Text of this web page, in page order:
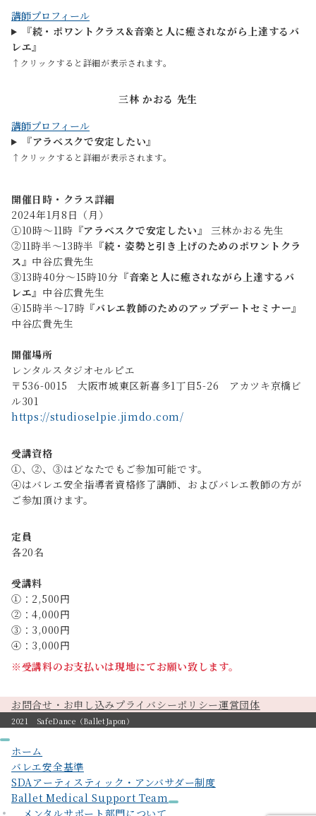
講師プロフィール
『続・ポワントクラス&音楽と人に癒されながら上達するバ
レエ』
↑クリックすると詳細が表示されます。
三林 かおる 先生
講師プロフィール
『アラベスクで安定したい』
↑クリックすると詳細が表示されます。
開催日時・クラス詳細
2024年1月8日（月）
①10時〜11時 『アラベスクで安定したい』三林かおる先生
②11時半〜13時半 『続・姿勢と引き上げのためのポワントクラ
ス』 中谷広貴先生
③13時40分〜15時10分 『音楽と人に癒されながら上達するバ
レエ』 中谷広貴先生
④15時半〜17時 『バレエ教師のためのアップデートセミナー』
中谷広貴先生
開催場所
レンタルスタジオセルピエ
〒536-0015 大阪市城東区新喜多1丁目5-26 アカツキ京橋ビ
ル301
https://studioselpie.jimdo.com/
受講資格
①、②、③はどなたでもご参加可能です。
④はバレエ安全指導者資格修了講師、およびバレエ教師の方が
ご参加頂けます。
定員
各20名
受講料
①：2,500円
②：4,000円
③：3,000円
④：3,000円
※受講料のお支払いは現地にてお願い致します。
お問合せ・お申し込みプライバシーポリシー運営団体
2021 SafeDance（BalletJapon）
ホーム
バレエ安全基準
SDAアーティスティック・アンバサダー制度
Ballet Medical Support Team
メンタルサポート部門について